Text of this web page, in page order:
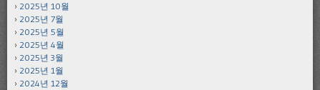
2025년 10월
2025년 7월
2025년 5월
2025년 4월
2025년 3월
2025년 1월
2024년 12월